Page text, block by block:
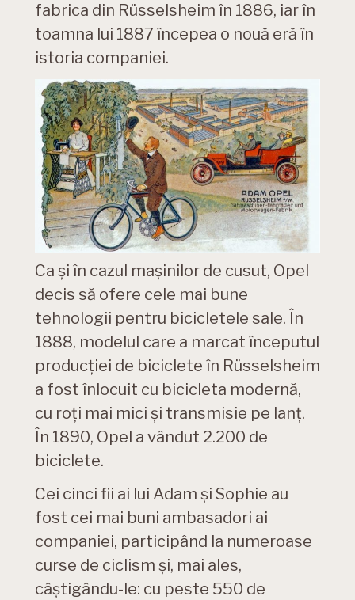
fabrica din Rüsselsheim în 1886, iar în
toamna lui 1887 începea o nouă eră în
istoria companiei.
Ca și în cazul mașinilor de cusut, Opel
decis să ofere cele mai bune
tehnologii pentru bicicletele sale. În
1888, modelul care a marcat începutul
producției de biciclete în Rüsselsheim
a fost înlocuit cu bicicleta modernă,
cu roți mai mici și transmisie pe lanț.
În 1890, Opel a vândut 2.200 de
biciclete.
Cei cinci fii ai lui Adam și Sophie au
fost cei mai buni ambasadori ai
companiei, participând la numeroase
curse de ciclism și, mai ales,
câștigându-le: cu peste 550 de